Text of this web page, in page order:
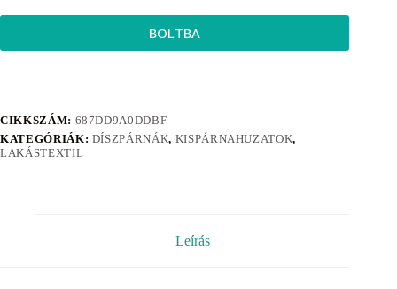
BOLTBA
CIKKSZÁM: 687DD9A0DDBF
KATEGÓRIÁK: DÍSZPÁRNÁK, KISPÁRNAHUZATOK,
LAKÁSTEXTIL
Leírás